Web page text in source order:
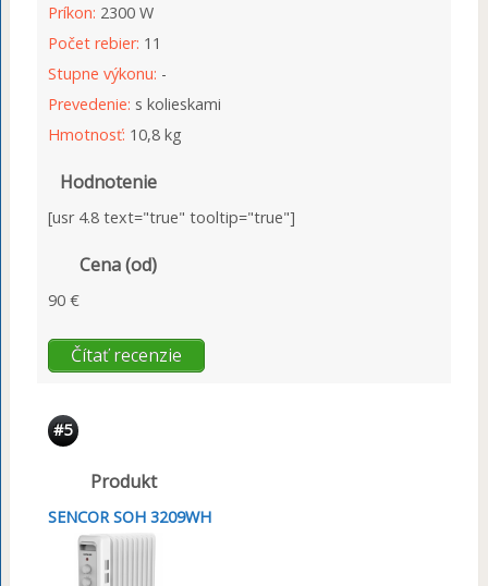
Príkon: 2300 W
Počet rebier: 11
Stupne výkonu: -
Prevedenie: s kolieskami
Hmotnosť: 10,8 kg
Hodnotenie
[usr 4.8 text="true" tooltip="true"]
Cena (od)
90 €
Čítať recenzie
#5
Produkt
SENCOR SOH 3209WH